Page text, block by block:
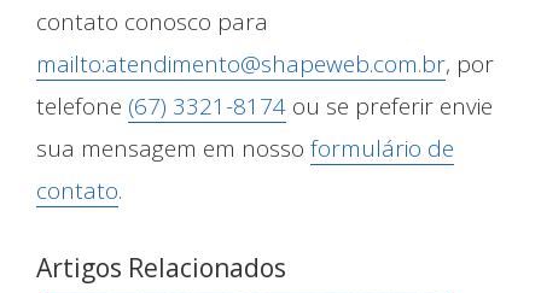
contato conosco para
mailto:atendimento@shapeweb.com.br, por
telefone (67) 3321-8174 ou se preferir envie
sua mensagem em nosso formulário de
contato.
Artigos Relacionados